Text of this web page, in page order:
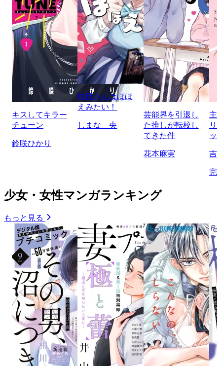
キスしてキラー
チューン
鈴咲ひかり
蛇目さんはほほ
えみたい！
しまな 央
芸能界を引退し
た推しが転校し
てきた件
花本麻実
主
リ
ッ
吉
完
少女・女性マンガランキング
もっと見る